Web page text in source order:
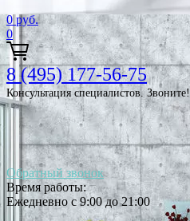
0 руб.
0
8 (495) 177-56-75
Консультация специалистов. Звоните!
Обратный звонок
Время работы:
Ежедневно с 9:00 до 21:00